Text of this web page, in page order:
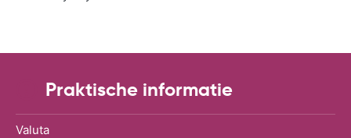
Praktische informatie
Valuta